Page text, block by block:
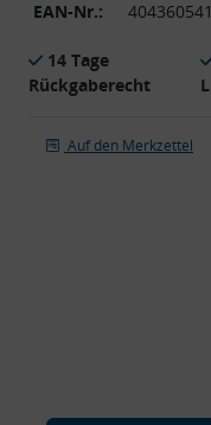
EAN-Nr.:
14 Tage
Rückgaberecht
Auf den Merkzettel